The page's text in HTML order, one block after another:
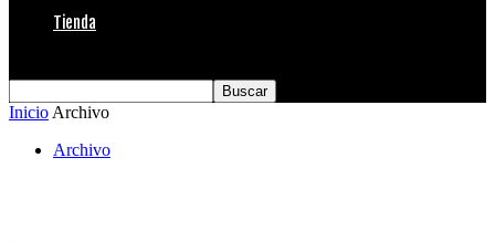
Tienda
Inicio Archivo
Archivo